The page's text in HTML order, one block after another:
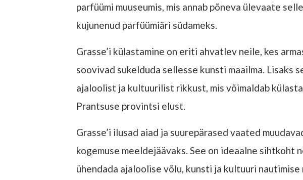
parfüümi muuseumis, mis annab põneva ülevaate
kujunenud parfüümiäri südameks.
Grasse’i külastamine on eriti ahvatlev neile, kes
soovivad sukelduda sellesse kunsti maailma. Lisaks
ajaloolist ja kultuurilist rikkust, mis võimaldab
Prantsuse provintsi elust.
Grasse’i ilusad aiad ja suurepärased vaated
kogemuse meeldejäävaks. See on ideaalne sihtkoht
ühendada ajaloolise võlu, kunsti ja kultuuri nautimise